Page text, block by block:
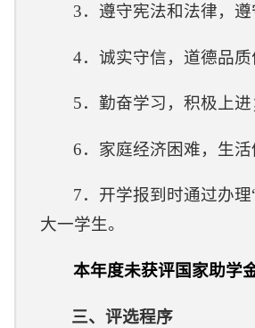
3．遵守宪法和法律，遵
4．诚实守信，道德品质
5．勤奋学习，积极上进
6．家庭经济困难，生活
7．开学报到时通过办理
大一学生。
本年度未获评国家助学
三、评选程序